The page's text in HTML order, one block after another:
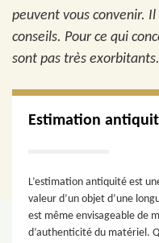
peuvent vous convenir.
conseils. Pour ce qui
sont pas très exorbitants.
Estimation
L’estimation antiquité est
valeur d’un objet d’une
est même envisageable de
d’authenticité du matériel.